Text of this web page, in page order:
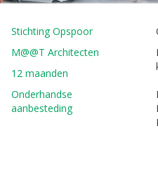
Stichting Opspoor
M@@T Architecten
12 maanden
Onderhandse
aanbesteding